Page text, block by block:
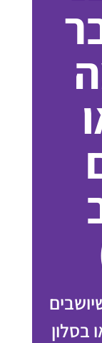
בסלון